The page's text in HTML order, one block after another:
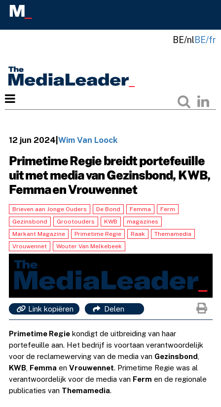
BE/nlBE/fr
12 jun 2024 Wim Van Loock
Primetime Regie breidt portefeuille
uit met media van Gezinsbond, KWB,
Femma en Vrouwennet
Brieven aan Jonge Ouders De Bond Femma
Ferm
Gezinsbond
Grootouders KWB
magazines
Markant Magazine
Primetime Regie Raak
Themamedia
Vrouwennet
Wouter Van Melkebeek
Link kopiëren Delen
Primetime Regiekondigt de uitbreiding van haar
portefeuille aan. Het bedrijf is voortaan verantwoordelijk
voor de reclamewerving van de media van Gezinsbond,
KWB, Femma en Vrouwennet. Primetime Regie was al
verantwoordelijk voor de media van Ferm en de regionale
publicaties van Themamedia.